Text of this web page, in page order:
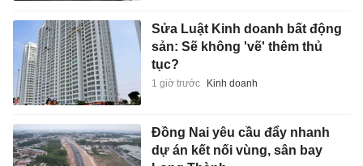
Sửa Luật Kinh doanh bất động
sản: Sẽ không 'vẽ' thêm thủ
tục?
1 giờ trước Kinh doanh
Đồng Nai yêu cầu đẩy nhanh
dự án kết nối vùng, sân bay